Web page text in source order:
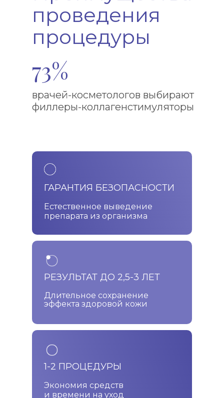
73%
проведения
процедуры
врачей-косметологов выбирают
филлеры-коллагенстимуляторы
ГАРАНТИЯ БЕЗОПАСНОСТИ
Естественное выведение
препарата из организма
РЕЗУЛЬТАТ ДО 2,5-3 ЛЕТ
Длительное сохранение
эффекта здоровой кожи
1-2 ПРОЦЕДУРЫ
Экономия средств
и времени на уход